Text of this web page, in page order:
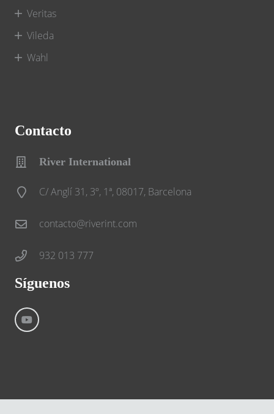
Veritas
Vileda
Wahl
Contacto
River International
C/ Anglí 31, 3º, 1ª, 08017, Barcelona
contacto@riverint.com
932 013 777
Síguenos